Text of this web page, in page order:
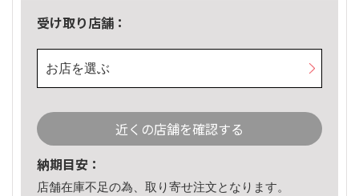
受け取り店舗：
お店を選ぶ
近くの店舗を確認する
納期目安：
店舗在庫不足の為、取り寄せ注文となります。